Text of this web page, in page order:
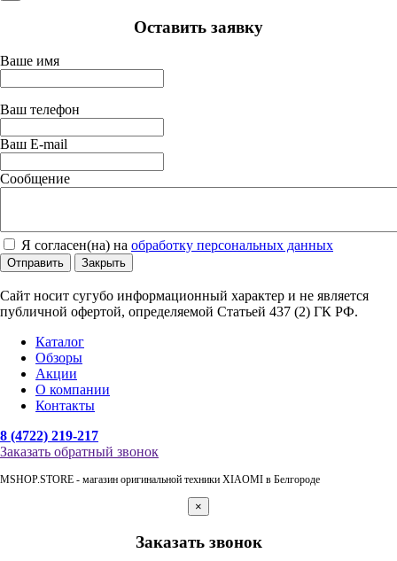
Оставить заявку
Ваше имя
Ваш телефон
Ваш E-mail
Сообщение
Я согласен(на) на обработку персональных данных
Отправить Закрыть
Сайт носит сугубо информационный характер и не является
публичной офертой, определяемой Статьей 437 (2) ГК РФ.
Каталог
Обзоры
Акции
О компании
Контакты
8 (4722) 219-217
Заказать обратный звонок
MSHOP.STORE - магазин оригинальной техники XIAOMI в Белгороде
×
Заказать звонок